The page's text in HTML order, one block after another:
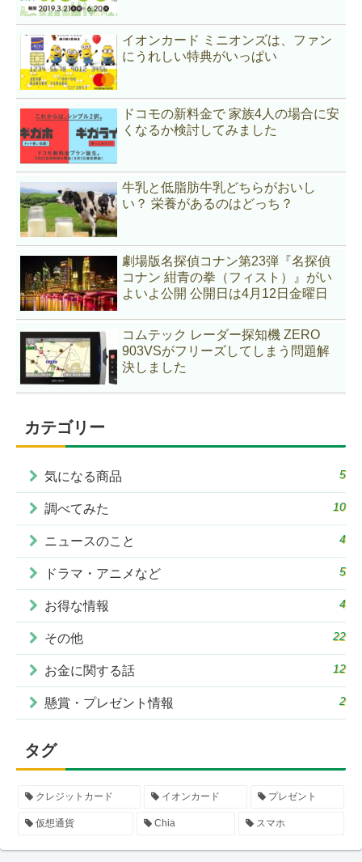
イオンカード ミニオンズは、ファン
にうれしい特典がいっぱい
ドコモの新料金で 家族4人の場合に安
くなるか検討してみました
牛乳と低脂肪牛乳どちらがおいし
い？ 栄養があるのはどっち？
劇場版名探偵コナン第23弾『名探偵
コナン 紺青の拳（フィスト）』がい
よいよ公開 公開日は4月12日金曜日
コムテック レーダー探知機 ZERO
903VSがフリーズしてしまう問題解
決しました
カテゴリー
気になる商品 5
調べてみた 10
ニュースのこと 4
ドラマ・アニメなど 5
お得な情報 4
その他 22
お金に関する話 12
懸賞・プレゼント情報 2
タグ
クレジットカード イオンカード プレゼント
仮想通貨 Chia スマホ